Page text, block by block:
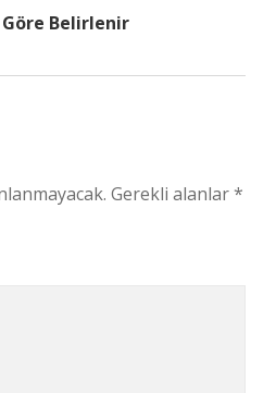
Belirlenir
Gerekli alanlar*